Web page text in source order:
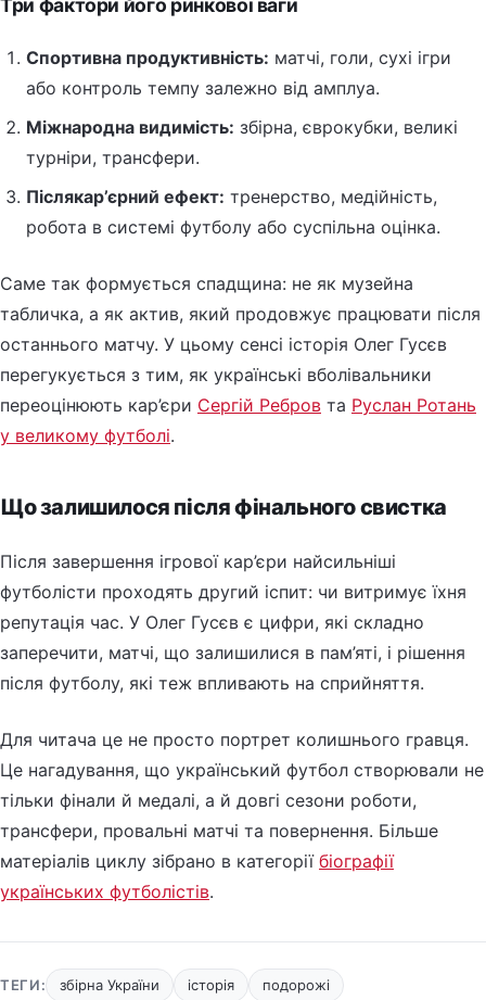
Три фактори його ринкової ваги
Спортивна продуктивність: матчі, голи, сухі ігри
або контроль темпу залежно від амплуа.
Міжнародна видимість: збірна, єврокубки, великі
турніри, трансфери.
Післякар’єрний ефект: тренерство, медійність,
робота в системі футболу або суспільна оцінка.
Саме так формується спадщина: не як музейна
табличка, а як актив, який продовжує працювати після
останнього матчу. У цьому сенсі історія Олег Гусєв
перегукується з тим, як українські вболівальники
переоцінюють кар’єри Сергій Ребров та Руслан Ротань
у великому футболі.
Що залишилося після фінального свистка
Після завершення ігрової кар’єри найсильніші
футболісти проходять другий іспит: чи витримує їхня
репутація час. У Олег Гусєв є цифри, які складно
заперечити, матчі, що залишилися в пам’яті, і рішення
після футболу, які теж впливають на сприйняття.
Для читача це не просто портрет колишнього гравця.
Це нагадування, що український футбол створювали не
тільки фінали й медалі, а й довгі сезони роботи,
трансфери, провальні матчі та повернення. Більше
матеріалів циклу зібрано в категорії біографії
українських футболістів.
ТЕГИ: збірна України історія
подорожі